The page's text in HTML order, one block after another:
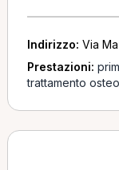
Indirizzo: Via
Prestazioni:
trattamento